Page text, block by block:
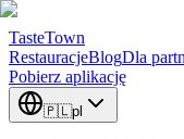
TasteTown
RestauracjeBlogDla
Pobierz aplikację
🇵🇱pl